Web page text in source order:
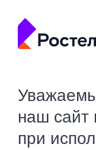
наш сайт
при